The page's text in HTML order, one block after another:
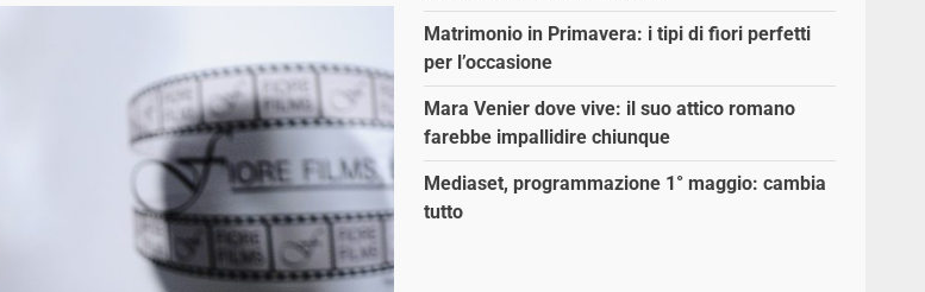
Matrimonio in Primavera: i tipi di fiori perfetti
per l’occasione
Mara Venier dove vive: il suo attico romano
farebbe impallidire chiunque
Mediaset, programmazione 1° maggio: cambia
tutto